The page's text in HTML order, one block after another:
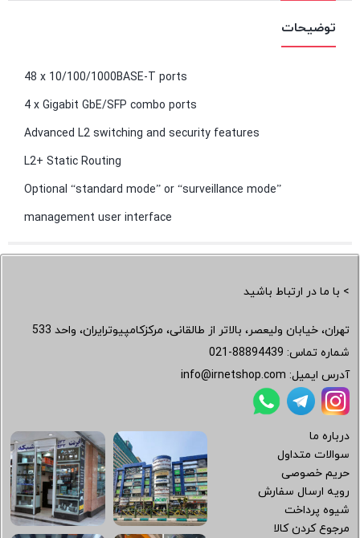
توضیحات
48 x 10/100/1000BASE-T ports
4 x Gigabit GbE/SFP combo ports
Advanced L2 switching and security features
L2+ Static Routing
Optional “standard mode” or “surveillance mode”
management user interface
> با ما در ارتباط باشید
تهران، خیابان ولیعصر، بالاتر از طالقانی، مرکزکامپیوترایران، واحد 533
شماره تماس: 021-88894439
آدرس ایمیل: info@irnetshop.com
درباره ما
سوالات متداول
حریم خصوصی
رویه ارسال سفارش
شیوه پرداخت
مرجوع کردن کالا